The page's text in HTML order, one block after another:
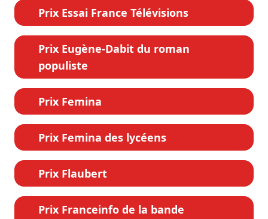
Prix Essai France Télévisions
Prix Eugène-Dabit du roman
populiste
Prix Femina
Prix Femina des lycéens
Prix Flaubert
Prix Franceinfo de la bande